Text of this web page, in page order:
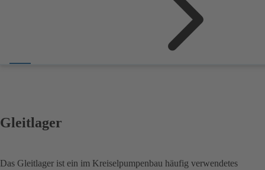
Gleitlager
Das Gleitlager ist ein im Kreiselpumpenbau häufig verwendetes